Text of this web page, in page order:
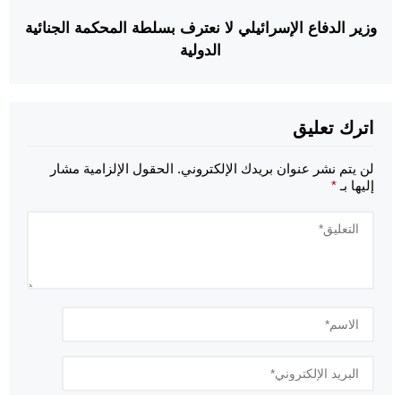
وزير الدفاع الإسرائيلي لا نعترف بسلطة المحكمة الجنائية
الدولية
اترك تعليق
لن يتم نشر عنوان بريدك الإلكتروني. الحقول الإلزامية مشار
إليها بـ *